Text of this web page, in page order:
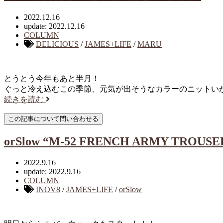
2022.12.16
update: 2022.12.16
COLUMN
DELICIOUS /JAMES+LIFE /MARU
とうとう今年もあと半月！
ぐっと冷え込むこの季節、元気が出そうなカラーのニットい
続きを読む
orSlow “M-52 FRENCH ARMY
2022.9.16
update: 2022.9.16
COLUMN
INOV8 /JAMES+LIFE /orSlow